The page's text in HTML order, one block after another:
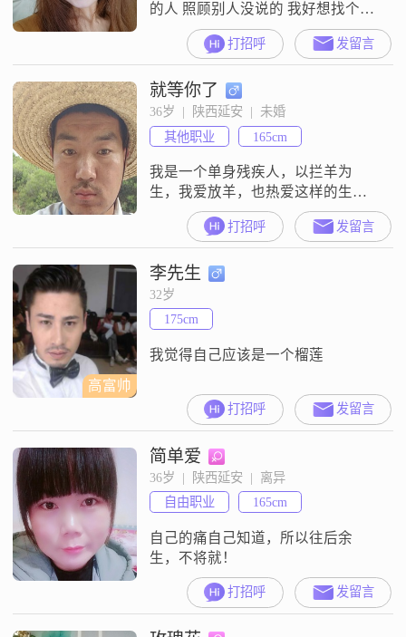
的人 照顾别人没说的 我好想找个爱
自己心疼我的人 我最讨厌那种自私
的男人 我的婚姻坎坷
打招呼 发留言
就等你了
36岁  |  陕西延安  |  未婚
其他职业
165cm
我是一个单身残疾人，以拦羊为
生，我爱放羊，也热爱这样的生
活，无拘无束，自由自在，挺好！
打招呼 发留言
高富帅
李先生
32岁
175cm
我觉得自己应该是一个榴莲
打招呼 发留言
简单爱
36岁  |  陕西延安  |  离异
自由职业
165cm
自己的痛自己知道，所以往后余
生，不将就！
打招呼 发留言